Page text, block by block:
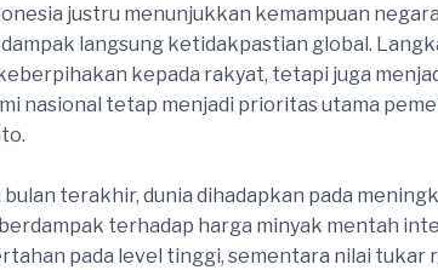
justru menunjukkan kemampuan
langsung ketidakpastian global.
kepada rakyat, tetapi juga
nasional tetap menjadi prioritas utama
bulan terakhir, dunia dihadapkan pada
terhadap harga minyak mentah
pada level tinggi, sementara nilai tukar